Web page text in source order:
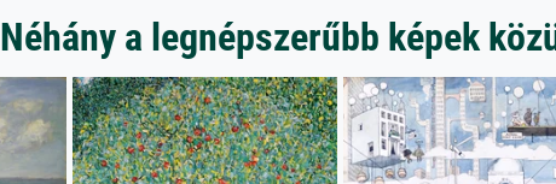
Néhány a legnépszerűbb képek